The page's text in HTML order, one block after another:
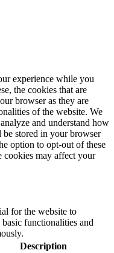
experience while you
the cookies that are
browser as they are
of the website. We
and understand how
stored in your browser
option to opt-out of these
cookies may affect your
for the website to
functionalities and
Description